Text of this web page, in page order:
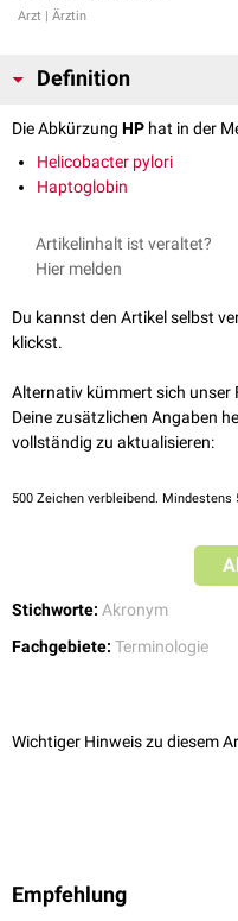
Arzt | Ärztin
Definition
Die Abkürzung HP hat in der
Helicobacter pylori
Haptoglobin
Artikelinhalt ist veraltet?
Hier melden
Du kannst den Artikel selbst
klickst.
Alternativ kümmert sich unser
Deine zusätzlichen Angaben
vollständig zu aktualisieren:
500 Zeichen verbleibend. Mindestens
Stichworte: Akronym
Fachgebiete: Terminologie
Wichtiger Hinweis zu diesem
Empfehlung